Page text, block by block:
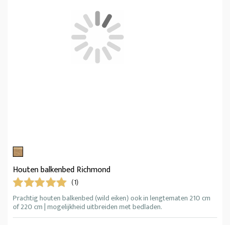
Houten balkenbed Richmond
(1)
Prachtig houten balkenbed (wild eiken) ook in lengtematen 210 cm
of 220 cm | mogelijkheid uitbreiden met bedladen.